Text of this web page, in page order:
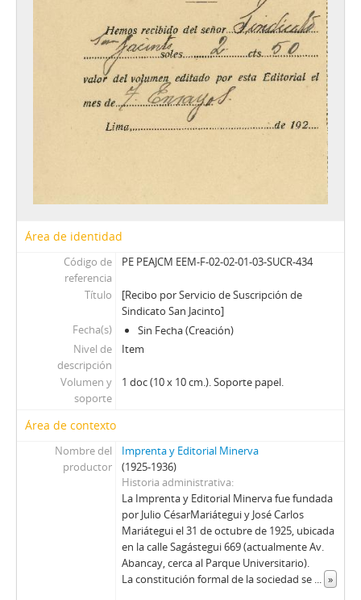
Área de identidad
Código de
referencia
PE PEAJCM EEM-F-02-02-01-03-SUCR-434
Título
[Recibo por Servicio de Suscripción de
Sindicato San Jacinto]
Fecha(s)
Sin Fecha (Creación)
Nivel de
descripción
Item
Volumen y
soporte
1 doc (10 x 10 cm.). Soporte papel.
Área de contexto
Nombre del
productor
Imprenta y Editorial Minerva
(1925-1936)
Historia administrativa
La Imprenta y Editorial Minerva fue fundada
por Julio CésarMariátegui y José Carlos
Mariátegui el 31 de octubre de 1925, ubicada
en la calle Sagástegui 669 (actualmente Av.
Abancay, cerca al Parque Universitario).
La constitución formal de la sociedad se ... »